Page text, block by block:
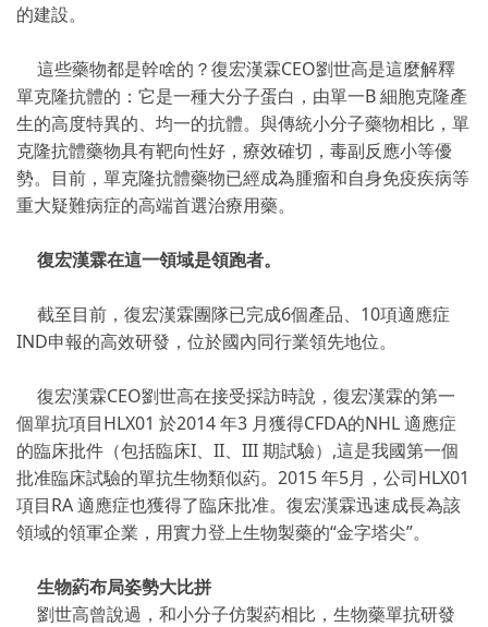
的建設。
這些藥物都是幹啥的？復宏漢霖CEO劉世高是這麼解釋
單克隆抗體的：它是一種大分子蛋白，由單一B 細胞克隆產
生的高度特異的、均一的抗體。與傳統小分子藥物相比，單
克隆抗體藥物具有靶向性好，療效確切，毒副反應小等優
勢。目前，單克隆抗體藥物已經成為腫瘤和自身免疫疾病等
重大疑難病症的高端首選治療用藥。
復宏漢霖在這一領域是領跑者。
截至目前，復宏漢霖團隊已完成6個產品、10項適應症
IND申報的高效研發，位於國內同行業領先地位。
復宏漢霖CEO劉世高在接受採訪時說，復宏漢霖的第一
個單抗項目HLX01 於2014 年3 月獲得CFDA的NHL 適應症
的臨床批件（包括臨床I、II、III 期試驗）,這是我國第一個
批准臨床試驗的單抗生物類似葯。2015 年5月，公司HLX01
項目RA 適應症也獲得了臨床批准。復宏漢霖迅速成長為該
領域的領軍企業，用實力登上生物製藥的“金字塔尖”。
生物葯布局姿勢大比拼
劉世高曾說過，和小分子仿製葯相比，生物藥單抗研發